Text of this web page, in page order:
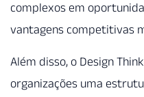
complexos em
vantagens competitivas
Além disso, o Design
organizações uma